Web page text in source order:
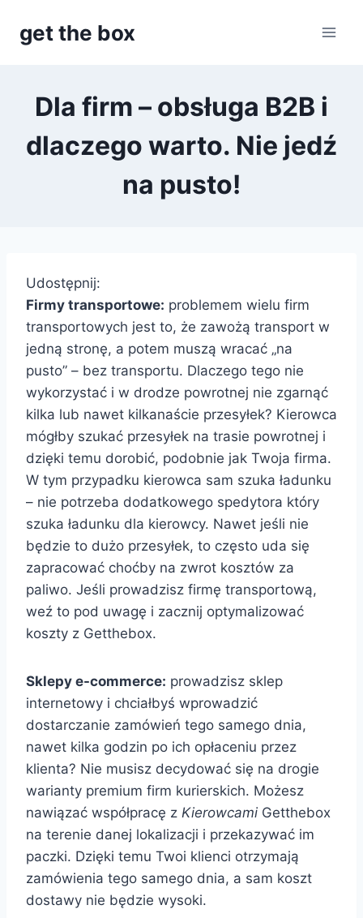
get the box
Dla firm – obsługa B2B i
dlaczego warto. Nie jedź
na pusto!
Udostępnij:
Firmy transportowe: problemem wielu firm
transportowych jest to, że zawożą transport w
jedną stronę, a potem muszą wracać „na
pusto” – bez transportu. Dlaczego tego nie
wykorzystać i w drodze powrotnej nie zgarnąć
kilka lub nawet kilkanaście przesyłek? Kierowca
mógłby szukać przesyłek na trasie powrotnej i
dzięki temu dorobić, podobnie jak Twoja firma.
W tym przypadku kierowca sam szuka ładunku
– nie potrzeba dodatkowego spedytora który
szuka ładunku dla kierowcy. Nawet jeśli nie
będzie to dużo przesyłek, to często uda się
zapracować choćby na zwrot kosztów za
paliwo. Jeśli prowadzisz firmę transportową,
weź to pod uwagę i zacznij optymalizować
koszty z Getthebox.
Sklepy e-commerce: prowadzisz sklep
internetowy i chciałbyś wprowadzić
dostarczanie zamówień tego samego dnia,
nawet kilka godzin po ich opłaceniu przez
klienta? Nie musisz decydować się na drogie
warianty premium firm kurierskich. Możesz
nawiązać współpracę z Kierowcami Getthebox
na terenie danej lokalizacji i przekazywać im
paczki. Dzięki temu Twoi klienci otrzymają
zamówienia tego samego dnia, a sam koszt
dostawy nie będzie wysoki.